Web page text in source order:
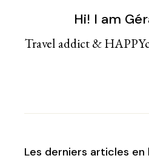
Hi! I am
Travel addict &
Les derniers articles en